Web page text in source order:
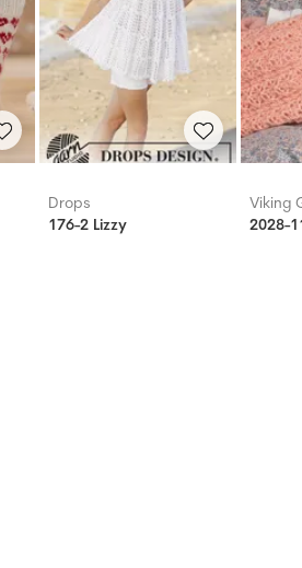
Drops
176-2 Lizzy
Viking
2028-